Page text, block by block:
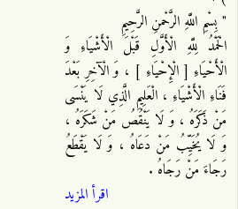
" بِسْمِ اللَّهِ الرَّحْمنِ الرَّحِيمِ
الْحَمْدُ لِلَّهِ الْأَوَّلِ قَبْلَ الْأَشْيَاءِ وَ
الْأَحْيَاءِ [ الْإِحْيَاءِ ] ، وَ الْآخِرِ بَعْدَ
فَنَاءِ الْأَشْيَاءِ ، الْعَلِيمِ الَّذِي لَا يَنْسَى
مَنْ ذَكَرَهُ ، وَ لَا يَنْقُصُ مَنْ شَكَرَهُ ،
وَ لَا يُخَيِّبُ مَنْ دَعَاهُ ، وَ لَا يَقْطَعُ
رَجَاءَ مَنْ رَجَاهُ .
اقرأ المزيد